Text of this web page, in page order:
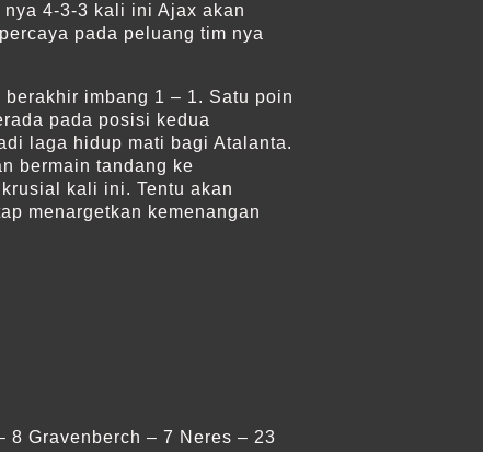
4-3-3 kali ini Ajax akan
pada peluang tim nya
imbang 1 – 1. Satu poin
pada posisi kedua
laga hidup mati bagi Atalanta.
bermain tandang ke
kali ini. Tentu akan
menargetkan kemenangan
8 Gravenberch – 7 Neres – 23